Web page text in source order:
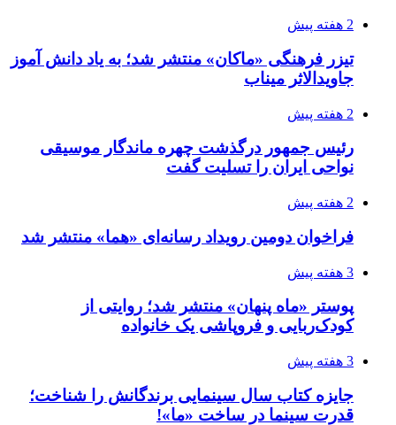
2 هفته پیش
تیزر فرهنگی «ماکان» منتشر شد؛ به یاد دانش آموز
جاویدالاثر میناب
2 هفته پیش
رئیس جمهور درگذشت چهره ماندگار موسیقی
نواحی ایران را تسلیت گفت
2 هفته پیش
فراخوان دومین رویداد رسانه‌ای «هما» منتشر شد
3 هفته پیش
پوستر «ماه پنهان» منتشر شد؛ روایتی از
کودک‌ربایی و فروپاشی یک خانواده
3 هفته پیش
جایزه کتاب سال سینمایی برندگانش را شناخت؛
قدرت سینما در ساخت «ما»!